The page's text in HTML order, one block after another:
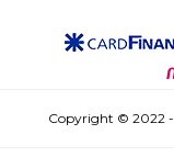
Copyright © 2022 -